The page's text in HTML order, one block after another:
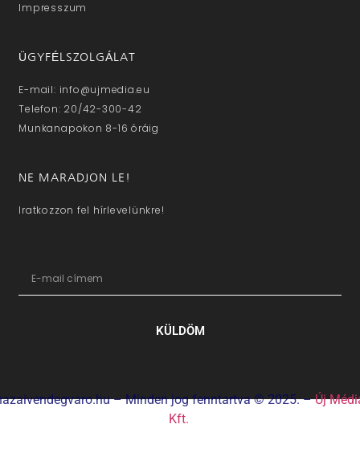
Impresszum
ÜGYFÉLSZOLGÁLAT
E-mail: info@ujmedia.eu
Telefon: 20/42-300-42
Munkanapokon 8-16 óráig
NE MARADJON LE!
Iratkozzon fel hírlevelünkre!
KÜLDÖM
– Minden jog fenntartva © 2025. –Új
Kft.